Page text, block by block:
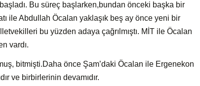
Bu süreç başlarken,bundan önceki başka bir
ile Abdullah Öcalan yaklaşık beş ay önce yeni bir
bu yüzden adaya çağrılmıştı. MİT ile Öcalan
vardı.
bitmişti.Daha önce Şam’daki Öcalan ile Ergenekon
ve birbirlerinin devamıdır.